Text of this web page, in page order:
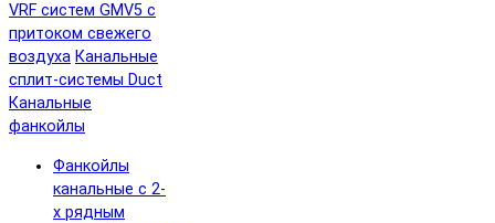
VRF систем GMV5 с
притоком свежего
воздуха Канальные
сплит-системы Duct
Канальные
фанкойлы
Фанкойлы
канальные с 2-
х рядным